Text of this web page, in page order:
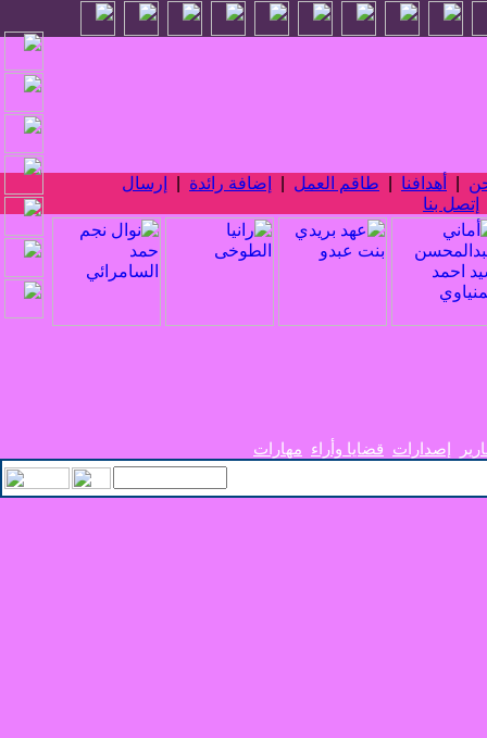
أهدافنا طاقم العمل إضافة رائدة
إرسال
إتصل بنا
إصدارات قضايا وأراء مهارات